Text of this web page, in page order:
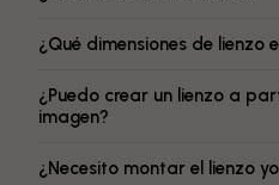
¿Qué dimensiones de lienzo
¿Puedo crear un lienzo a
imagen?
¿Necesito montar el lienzo